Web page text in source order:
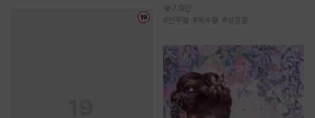
7.8만
#신무협 #복수물 #성장물